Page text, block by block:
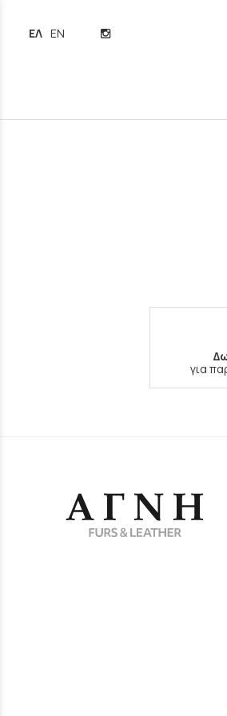
ΕΛΛΗΝΙΚΆ
ENGLISH
για